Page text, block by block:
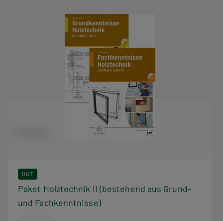
HUT
Paket Holztechnik II (bestehend aus Grund-
und Fachkenntnisse)